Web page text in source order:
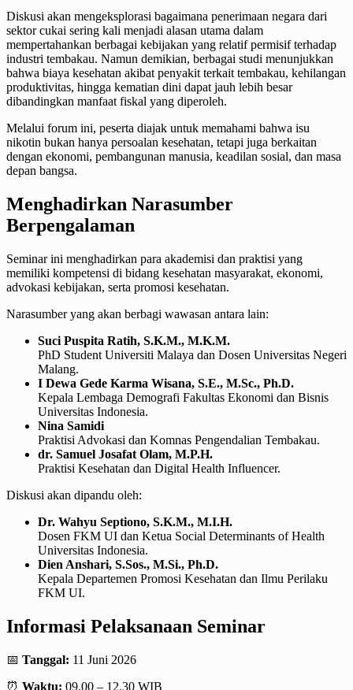
Diskusi akan mengeksplorasi bagaimana penerimaan negara dari
sektor cukai sering kali menjadi alasan utama dalam
mempertahankan berbagai kebijakan yang relatif permisif terhadap
industri tembakau. Namun demikian, berbagai studi menunjukkan
bahwa biaya kesehatan akibat penyakit terkait tembakau, kehilangan
produktivitas, hingga kematian dini dapat jauh lebih besar
dibandingkan manfaat fiskal yang diperoleh.
Melalui forum ini, peserta diajak untuk memahami bahwa isu
nikotin bukan hanya persoalan kesehatan, tetapi juga berkaitan
dengan ekonomi, pembangunan manusia, keadilan sosial, dan masa
depan bangsa.
Menghadirkan Narasumber
Berpengalaman
Seminar ini menghadirkan para akademisi dan praktisi yang
memiliki kompetensi di bidang kesehatan masyarakat, ekonomi,
advokasi kebijakan, serta promosi kesehatan.
Narasumber yang akan berbagi wawasan antara lain:
Suci Puspita Ratih, S.K.M., M.K.M.
PhD Student Universiti Malaya dan Dosen Universitas Negeri
Malang.
I Dewa Gede Karma Wisana, S.E., M.Sc., Ph.D.
Kepala Lembaga Demografi Fakultas Ekonomi dan Bisnis
Universitas Indonesia.
Nina Samidi
Praktisi Advokasi dan Komnas Pengendalian Tembakau.
dr. Samuel Josafat Olam, M.P.H.
Praktisi Kesehatan dan Digital Health Influencer.
Diskusi akan dipandu oleh:
Dr. Wahyu Septiono, S.K.M., M.I.H.
Dosen FKM UI dan Ketua Social Determinants of Health
Universitas Indonesia.
Dien Anshari, S.Sos., M.Si., Ph.D.
Kepala Departemen Promosi Kesehatan dan Ilmu Perilaku
FKM UI.
Informasi Pelaksanaan Seminar
📅 Tanggal: 11 Juni 2026
⏰ Waktu: 09.00 – 12.30 WIB